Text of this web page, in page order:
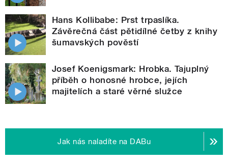
Hans Kollibabe: Prst trpaslíka.
Závěrečná část pětidílné četby z knihy
šumavských pověstí
Josef Koenigsmark: Hrobka. Tajuplný
příběh o honosné hrobce, jejích
majitelích a staré věrné služce
Jak nás naladíte na DABu